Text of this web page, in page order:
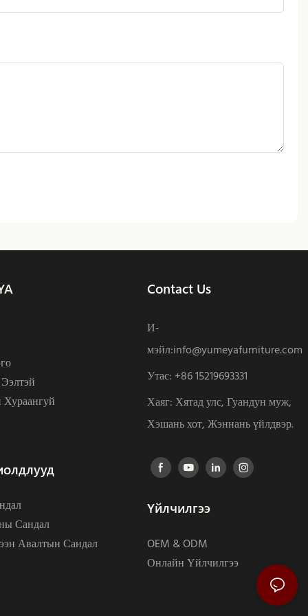
Contact Us
И-
мэйл:info@yumeyafurniture.com
Утас: +86 15219693331
Хаяг: Хятад улс, Гуандун муж,
Хэшань хот, Жэннань үйлдвэр.
Сандал
Авалтын Сандал
Үйлчилгээ
OEM & ODM
Онлайн Үйлчилгээ